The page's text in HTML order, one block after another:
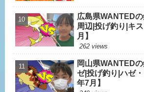
広島県WANTED
周辺|投げ釣り|キ
月】
262 views
岡山県WANTED
ゼ|投げ釣り|ハゼ
年7月】